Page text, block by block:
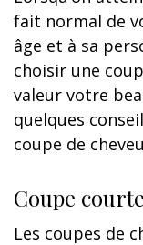
fait normal de
âge et à sa
choisir une
valeur votre
quelques
coupe de
Coupe courte
Les coupes de